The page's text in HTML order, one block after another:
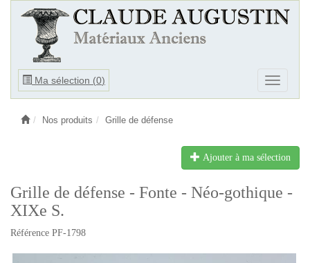
Ma sélection (0)
Ouvrir
Ouvrir
le
Nos produits Grille de défense
Ajouter à ma sélection
Grille de défense - Fonte - Néo-gothique -
XIXe S.
Référence PF-1798